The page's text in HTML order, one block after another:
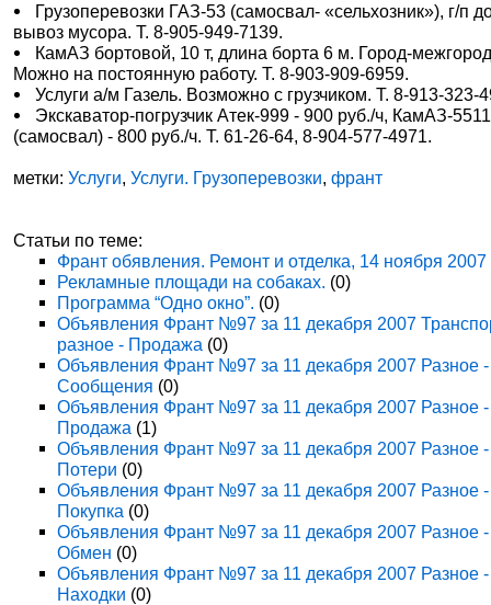
Грузоперевозки ГАЗ-53 (самосвал- «сельхозник»), г/п
вывоз мусора. Т. 8-905-949-7139.
КамАЗ бортовой, 10 т, длина борта 6 м. Город-
Можно на постоянную работу. Т. 8-903-909-6959.
Услуги а/м Газель. Возможно с грузчиком. Т. 8-913-323-
Экскаватор-погрузчик Атек-999 - 900 руб./ч, КамАЗ-5511
(самосвал) - 800 руб./ч. Т. 61-26-64, 8-904-577-4971.
метки:Услуги,Услуги. Грузоперевозки,франт
Статьи по теме:
Франт обявления. Ремонт и отделка, 14 ноября 2007
Рекламные площади на собаках. (0)
Программа “Одно окно”. (0)
Объявления Франт №97 за 11 декабря 2007
разное - Продажа (0)
Объявления Франт №97 за 11 декабря 2007 Разное -
Сообщения (0)
Объявления Франт №97 за 11 декабря 2007 Разное -
Продажа (1)
Объявления Франт №97 за 11 декабря 2007 Разное -
Потери (0)
Объявления Франт №97 за 11 декабря 2007 Разное -
Покупка (0)
Объявления Франт №97 за 11 декабря 2007 Разное -
Обмен (0)
Объявления Франт №97 за 11 декабря 2007 Разное -
Находки (0)